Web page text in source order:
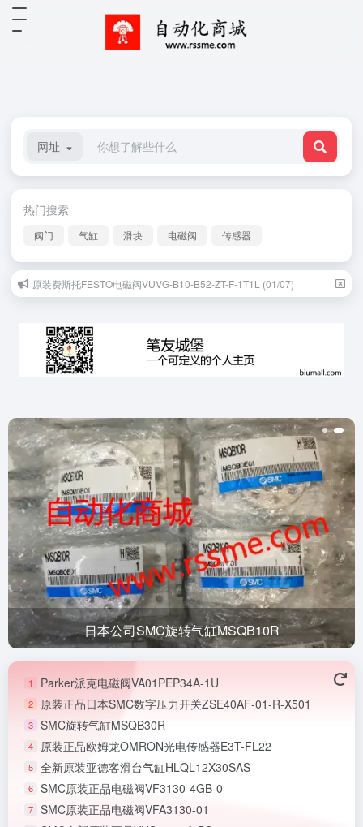
网址
热门搜索
阀门 气缸 滑块 电磁阀 传感器
原装费斯托FESTO电磁阀VUVG-B10-B52-ZT-F-1T1L (01/07)
日本公司SMC旋转气缸MSQB10R
1 Parker派克电磁阀VA01PEP34A-1U
2 原装正品日本SMC数字压力开关ZSE40AF-01-R-X501
3 SMC旋转气缸MSQB30R
4 原装正品欧姆龙OMRON光电传感器E3T-FL22
5 全新原装亚德客滑台气缸HLQL12X30SAS
6 SMC原装正品电磁阀VF3130-4GB-0
7 SMC原装正品电磁阀VFA3130-01